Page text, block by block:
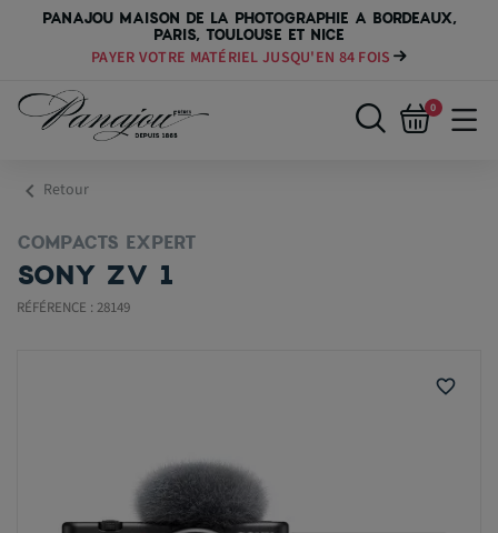
PANAJOU MAISON DE LA PHOTOGRAPHIE A BORDEAUX,
PARIS, TOULOUSE ET NICE
PAYER VOTRE MATÉRIEL JUSQU'EN 84 FOIS
0
chevron_left Retour
COMPACTS EXPERT
SONY ZV 1
RÉFÉRENCE : 28149
favorite_border